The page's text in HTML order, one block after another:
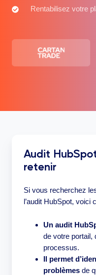
fonctionnalités
l'adoption
par
Rentabilisez votre
Rentabilisez
HubSpot.
Audit
retenir
Si vous recherchez
l’audit HubSpot, voici
Un audit
de votre portail,
processus.
Il permet
problèmes de